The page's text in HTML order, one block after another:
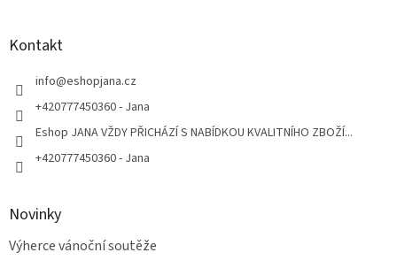
Kontakt
info@eshopjana.cz
+420777450360 - Jana
Eshop JANA VŽDY PŘICHÁZÍ S NABÍDKOU KVALITNÍHO ZBOŽÍ...
+420777450360 - Jana
Novinky
Výherce vánoční soutěže